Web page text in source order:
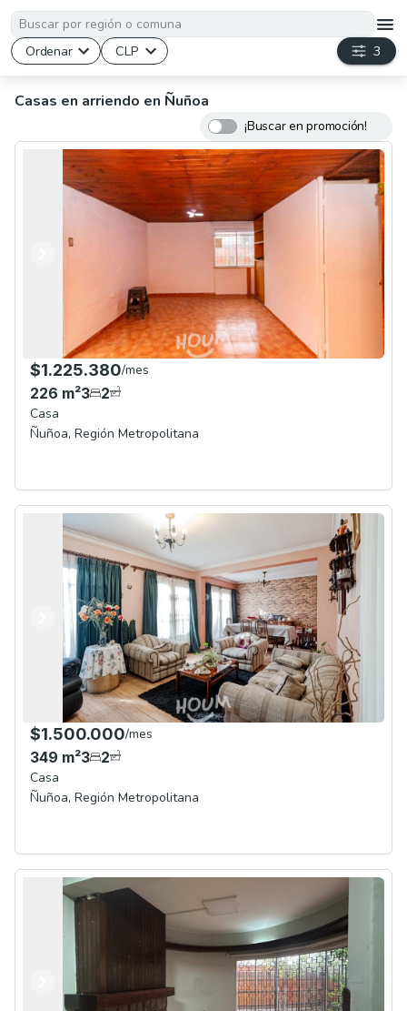
3
Ordenar CLP
Casas en arriendo en Ñuñoa
¡Buscar en promoción!
$1.225.380/mes
226 m²3 2
Casa
Ñuñoa, Región Metropolitana
Anterior
Siguiente
$1.500.000/mes
349 m²3 2
Casa
Ñuñoa, Región Metropolitana
Anterior
Siguiente